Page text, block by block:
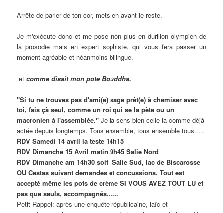
Arrête de parler de ton cor, mets en avant le reste.
Je m'exécute donc et me pose non plus en durillon olympien de
la prosodie mais en expert sophiste, qui vous fera passer un
moment agréable et néanmoins bilingue.
et comme disait mon pote Bouddha,
"Si tu ne trouves pas d'ami(e) sage prêt(e) à chemiser avec
toi, fais çà seul, comme un roi qui se la pète ou un
macronien à l'assemblée."Je la sens bien celle la comme déjà
actée depuis longtemps. Tous ensemble, tous ensemble tous.....
RDV Samedi 14 avril la teste 14h15
RDV Dimanche 15 Avril matin 9h45 Salie Nord
RDV Dimanche am 14h30 soit Salie Sud, lac de Biscarosse
OU Cestas suivant demandes et concussions. Tout est
accepté même les pots de crème SI VOUS AVEZ TOUT LU et
pas que seuls, accompagnés......
Petit Rappel: après une enquête républicaine, laïc et